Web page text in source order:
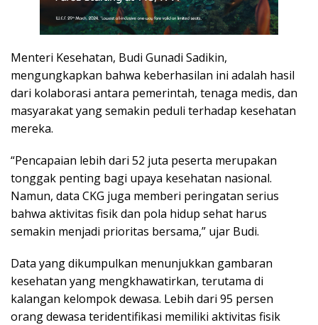
Menteri Kesehatan, Budi Gunadi Sadikin,
mengungkapkan bahwa keberhasilan ini adalah hasil
dari kolaborasi antara pemerintah, tenaga medis, dan
masyarakat yang semakin peduli terhadap kesehatan
mereka.
“Pencapaian lebih dari 52 juta peserta merupakan
tonggak penting bagi upaya kesehatan nasional.
Namun, data CKG juga memberi peringatan serius
bahwa aktivitas fisik dan pola hidup sehat harus
semakin menjadi prioritas bersama,” ujar Budi.
Data yang dikumpulkan menunjukkan gambaran
kesehatan yang mengkhawatirkan, terutama di
kalangan kelompok dewasa. Lebih dari 95 persen
orang dewasa teridentifikasi memiliki aktivitas fisik